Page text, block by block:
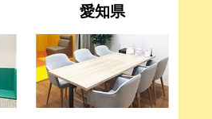
愛知県